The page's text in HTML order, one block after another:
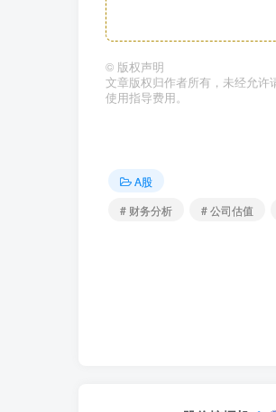
© 版权声明
文章版权归作者所有，未经允
使用指导费用。
A股
# 财务分析
# 公司估值